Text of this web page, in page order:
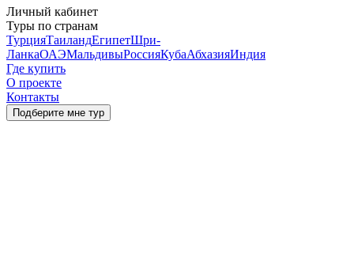
Личный кабинет
Туры по странам
ТурцияТаиландЕгипетШри-
ЛанкаОАЭМальдивыРоссияКубаАбхазияИндия
Где купить
О проекте
Контакты
Подберите мне тур